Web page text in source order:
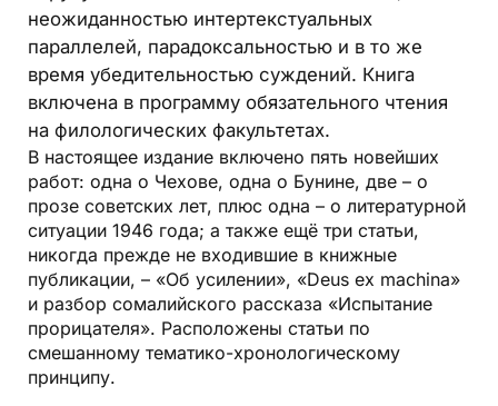
неожиданностью интертекстуальных
параллелей, парадоксальностью и в то же
время убедительностью суждений. Книга
включена в программу обязательного чтения
на филологических факультетах.
В настоящее издание включено пять новейших
работ: одна о Чехове, одна о Бунине, две – о
прозе советских лет, плюс одна – о литературной
ситуации 1946 года; а также ещё три статьи,
никогда прежде не входившие в книжные
публикации, – «Об усилении», «Deus ex machina»
и разбор сомалийского рассказа «Испытание
прорицателя». Расположены статьи по
смешанному тематико-хронологическому
принципу.